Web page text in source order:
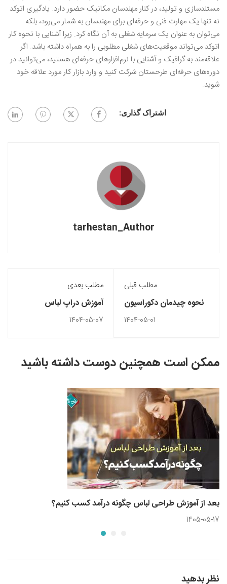
مستندسازی و تولید، در کنار مهندسان مکانیک حضور دارد. یادگیری اتوکد
نه تنها یک مهارت فنی و حرفه‌ای برای مهندسان به شمار می‌رود، بلکه
می‌توان به عنوان یک سرمایه‌ شغلی به آن نگاه کرد. زیرا آشنایی با نحوه کار
اتوکد می‌تواند موقعیت‌های شغلی مطلوبی را به همراه داشته باشد. اگر
علاقه‌مند به گرافیک و آشنایی با نرم‌افزار‌های حرفه‌ای هستید، می‌توانید در
دوره‌های حرفه‌ای طرحستان شرکت کنید و وارد بازار کار مورد علاقه خود
شوید.
اشتراک گذاری:
tarhestan_Author
مطلب قبلی
نحوه چیدمان دکوراسیون
داخلی منزل
1404-05-01
مطلب بعدی
آموزش دراپ لباس
1404-05-07
ممکن است همچنین دوست داشته باشید
بعد از آموزش طراحی لباس چگونه درآمد کسب کنیم؟
1405-05-17
نظر بدهید